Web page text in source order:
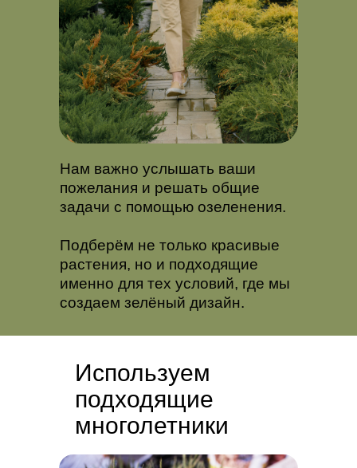
Нам важно услышать ваши
пожелания и решать общие
задачи с помощью озеленения.
Подберём не только красивые
растения, но и подходящие
именно для тех условий, где мы
создаем зелёный дизайн.
Используем
подходящие
многолетники